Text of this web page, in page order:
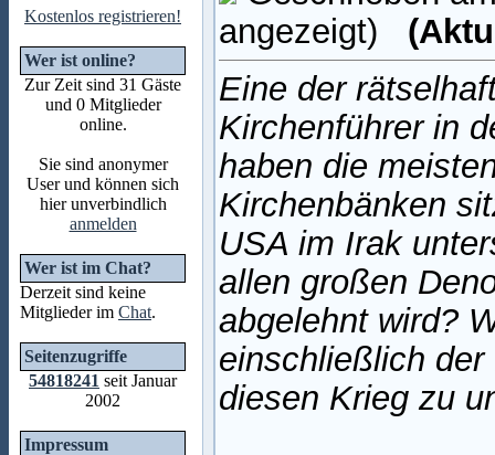
Kostenlos registrieren!
Wer ist online?
Zur Zeit sind 31 Gäste
und 0 Mitglieder
online.
Sie sind anonymer
User und können sich
hier unverbindlich
anmelden
Wer ist im Chat?
Derzeit sind keine
Mitglieder im Chat.
Seitenzugriffe
54818241 seit Januar
2002
Impressum
angezeigt)
Eine der
Kirchenführer in
haben die
Kirchenbänken
USA im Irak
allen großen
abgelehnt wird?
einschließlich
diesen Krieg zu